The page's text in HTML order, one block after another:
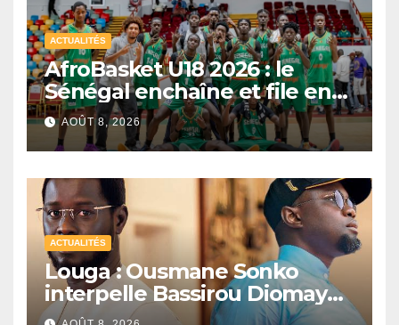
ACTUALITÉS
AfroBasket U18 2026 : le
Sénégal enchaîne et file en
quarts de finale
AOÛT 8, 2026
ACTUALITÉS
Louga : Ousmane Sonko
interpelle Bassirou Diomaye
Faye sur la date des élections